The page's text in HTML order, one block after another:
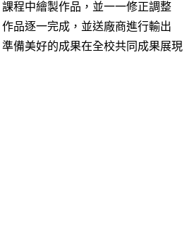
課程中繪製作品，並一一修正調整
作品逐一完成，並送廠商進行輸出
準備美好的成果在全校共同成果展現